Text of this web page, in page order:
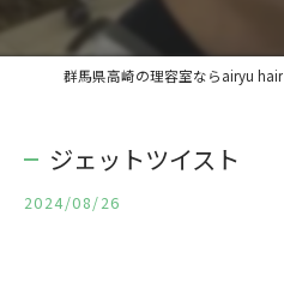
群馬県高崎の理容室ならairyu hair
ジェットツイスト
2024/08/26